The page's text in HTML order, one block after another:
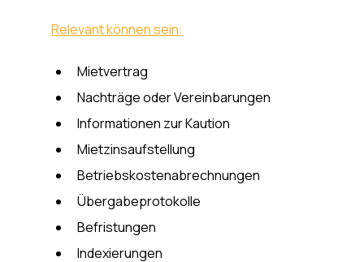
Relevant können sein:
Mietvertrag
Nachträge oder Vereinbarungen
Informationen zur Kaution
Mietzinsaufstellung
Betriebskostenabrechnungen
Übergabeprotokolle
Befristungen
Indexierungen